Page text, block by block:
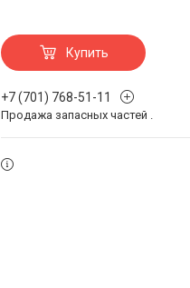
Купить
+7 (701) 768-51-11
Продажа запасных частей .